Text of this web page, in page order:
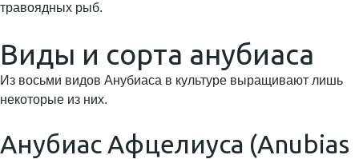
травоядных рыб.
Виды и сорта анубиаса
Из восьми видов Анубиаса в культуре выращивают лишь
некоторые из них.
Анубиас Афцелиуса (Anubias